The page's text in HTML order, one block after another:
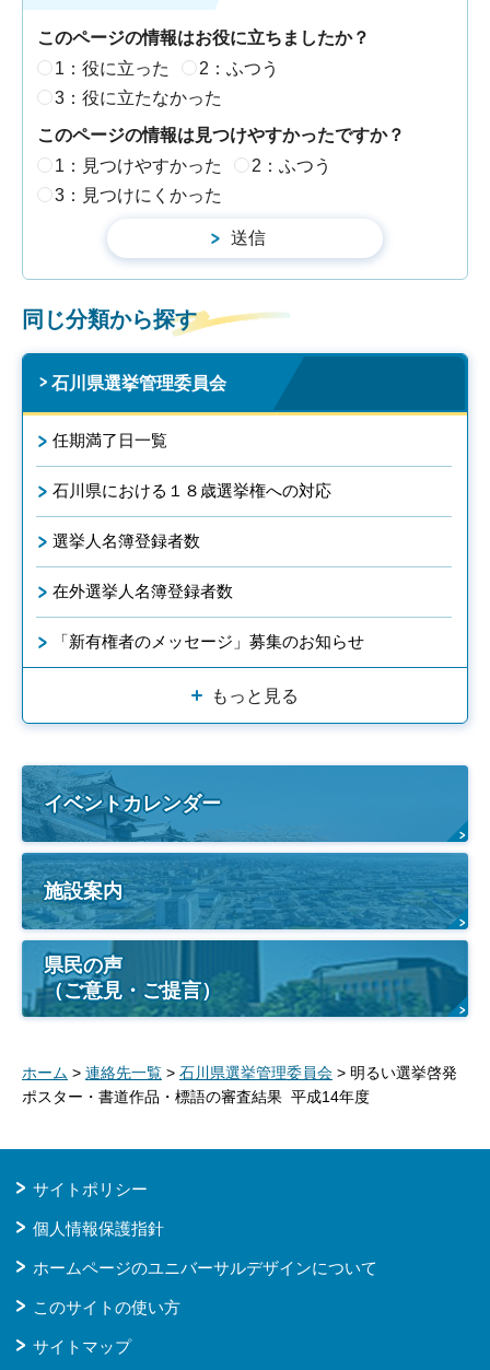
このページの情報はお役に立ちましたか？
1：役に立った
2：ふつう
3：役に立たなかった
このページの情報は見つけやすかったですか？
1：見つけやすかった
2：ふつう
3：見つけにくかった
同じ分類から探す
石川県選挙管理委員会
任期満了日一覧
石川県における１８歳選挙権への対応
選挙人名簿登録者数
在外選挙人名簿登録者数
「新有権者のメッセージ」募集のお知らせ
もっと見る
イベントカレンダー
施設案内
県民の声
（ご意見・ご提言）
ホーム > 連絡先一覧 > 石川県選挙管理委員会 > 明るい選挙啓発
ポスター・書道作品・標語の審査結果 平成14年度
サイトポリシー
個人情報保護指針
ホームページのユニバーサルデザインについて
このサイトの使い方
サイトマップ